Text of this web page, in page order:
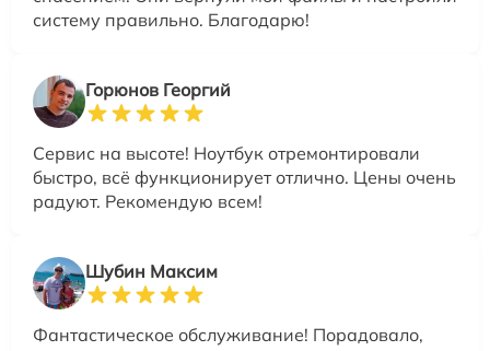
систему правильно. Благодарю!
Горюнов Георгий
Сервис на высоте! Ноутбук отремонтировали
быстро, всё функционирует отлично. Цены очень
радуют. Рекомендую всем!
Шубин Максим
Фантастическое обслуживание! Порадовало,